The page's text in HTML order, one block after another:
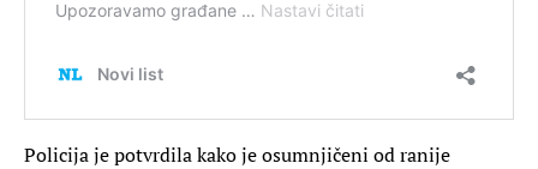
Policija je potvrdila kako je osumnjičeni od ranije